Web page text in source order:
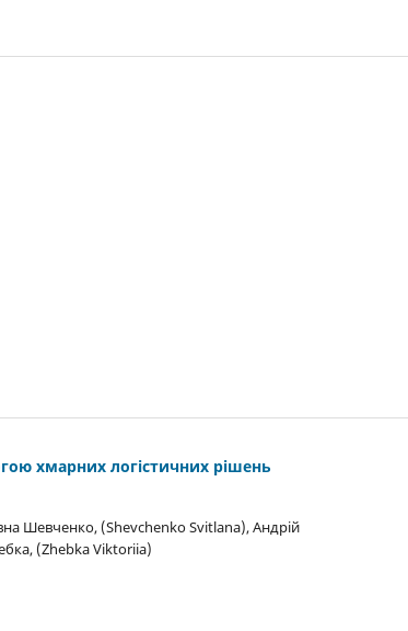
хмарних логістичних рішень
Шевченко, (Shevchenko Svitlana), Андрій
(Zhebka Viktoriia)